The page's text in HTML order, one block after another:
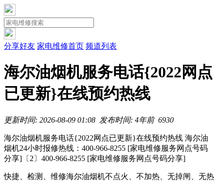
分享好友 家电维修首页 频道列表
海尔油烟机服务电话{2022网点
已更新}在线预约热线
更新时间: 2026-08-09 01:08 发布时间: 4年前 6930
海尔油烟机服务电话{2022网点已更新}在线预约热线 海尔油
烟机24小时报修热线：400-966-8255 [家电维修服务网点号码
分享]〔2〕400-966-8255 [家电维修服务网点号码分享]
快捷、检测、维修海尔油烟机不点火、不加热、无掉闸、无热